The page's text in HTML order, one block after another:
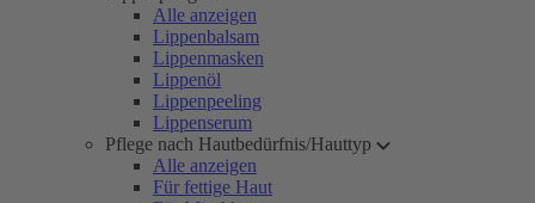
Alle anzeigen
Lippenbalsam
Lippenmasken
Lippenöl
Lippenpeeling
Lippenserum
Pflege nach Hautbedürfnis/Hauttyp
Alle anzeigen
Für fettige Haut